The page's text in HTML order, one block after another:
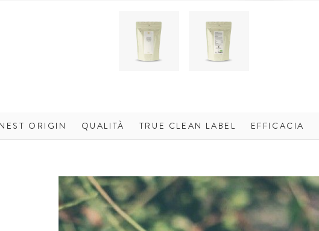
ORIGIN QUALITÀ TRUE CLEAN LABEL EFFICACIA